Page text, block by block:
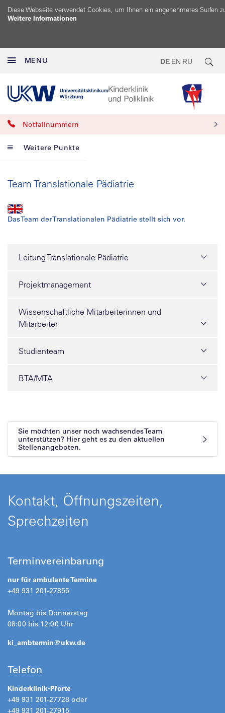
Diese Webseite verwendet Cookies, um Ihnen ein angenehmeres Surfen
Weitere Informationen
MENU DE EN RU
Notfallnummern
Weitere Punkte
Team Translationale Pädiatrie
Das Team der Translationalen Pädiatrie stellt sich vor.
Leitung Translationale Pädiatrie
Projektmanagement
Wissenschaftliche Mitarbeiterinnen und
Mitarbeiter
Studienteam
BTA/MTA
Sie möchten unser noch wachsendes Team
unterstützen? Hier geht es zu den aktuellen
Stellenangeboten.
Kontakt, Öffnungszeiten,
Sprechzeiten
Terminvereinbarung
nur für ambulante Termine
+49 931 201-27855
Montag bis Donnerstag
08:00 bis 12:00 Uhr
ki_ambtermin@ukw.de
Telefon
Kinderklinik-Pforte
+49 931 201-27728 oder
+49 931 201-27915